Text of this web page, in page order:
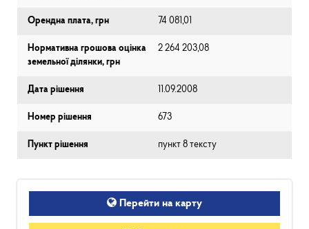
Орендна плата, грн 74 081,01
Нормативна грошова оцінка
земельної ділянки, грн
2 264 203,08
Дата рішення 11.09.2008
Номер рішення 673
Пункт рішення пункт 8 тексту
Перейти на карту